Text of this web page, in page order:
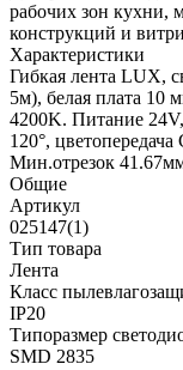
рабочих зон кухни,
конструкций и
Характеристики
Гибкая лента LUX,
5м), белая плата
4200K. Питание
120°,
Мин.отрезок
Общие
Артикул
025147(1)
Тип товара
Лента
Класс
IP20
Типоразмер
SMD 2835